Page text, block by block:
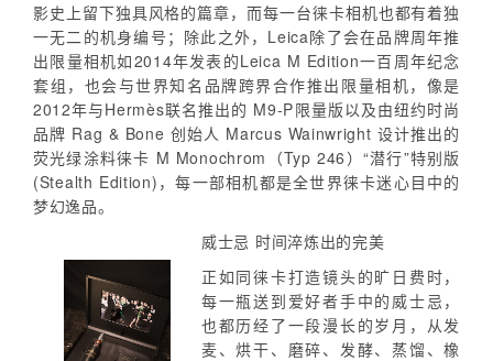
影史上留下独具风格的篇章，而每一台徕卡相机也都有着独
一无二的机身编号；除此之外，Leica除了会在品牌周年推
出限量相机如2014年发表的Leica M Edition一百周年纪念
套组，也会与世界知名品牌跨界合作推出限量相机，像是
2012年与Hermès联名推出的 M9-P限量版以及由纽约时尚
品牌 Rag & Bone 创始人 Marcus Wainwright 设计推出的
荧光绿涂料徕卡 M Monochrom（Typ 246）“潜行”特别版
(Stealth Edition)，每一部相机都是全世界徕卡迷心目中的
梦幻逸品。
威士忌 时间淬炼出的完美
正如同徕卡打造镜头的旷日费时，
每一瓶送到爱好者手中的威士忌，
也都历经了一段漫长的岁月，从发
麦、烘干、磨碎、发酵、蒸馏、橡